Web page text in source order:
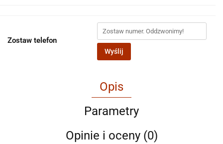
Zostaw telefon
Wyślij
Opis
Parametry
Opinie i oceny (0)